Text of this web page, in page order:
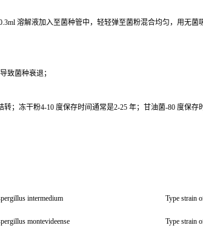
溶解液加入至菌种管中，轻轻弹至菌粉混合均匀，用无
致菌种衰退；
；冻干粉4-10 度保存时间通常是2-25 年；甘油菌-80 度保存
intermedium Type strain
montevideense
Type strain